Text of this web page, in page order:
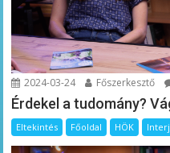
2024-03-24 Főszerkesztő
Érdekel a tudomány?
Eltekintés Főoldal HÖK